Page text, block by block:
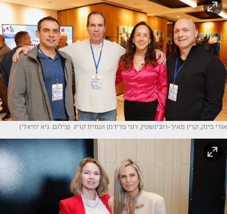
אורי פינק, קרין מאיר-רובינשטין, רוני פרידמן ועמית קריג (צילום: גיא יחיאלי)